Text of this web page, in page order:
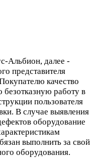
Альбион, далее -
представителя
качество
безотказную работу в
пользователя
В случае выявления
оборудование
выполнить за свой
оборудования.